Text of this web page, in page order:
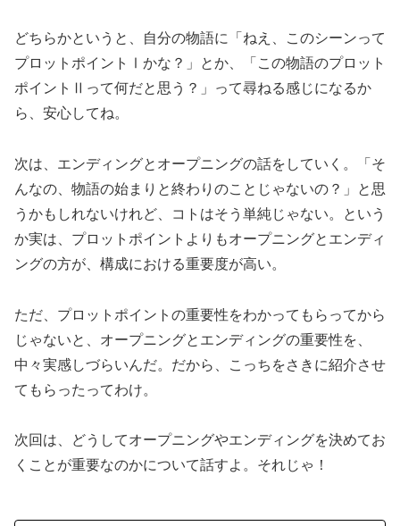
どちらかというと、自分の物語に「ねえ、このシーンって
プロットポイントⅠかな？」とか、「この物語のプロット
ポイントⅡって何だと思う？」って尋ねる感じになるか
ら、安心してね。
次は、エンディングとオープニングの話をしていく。「そ
んなの、物語の始まりと終わりのことじゃないの？」と思
うかもしれないけれど、コトはそう単純じゃない。という
か実は、プロットポイントよりもオープニングとエンディ
ングの方が、構成における重要度が高い。
ただ、プロットポイントの重要性をわかってもらってから
じゃないと、オープニングとエンディングの重要性を、
中々実感しづらいんだ。だから、こっちをさきに紹介させ
てもらったってわけ。
次回は、どうしてオープニングやエンディングを決めてお
くことが重要なのかについて話すよ。それじゃ！